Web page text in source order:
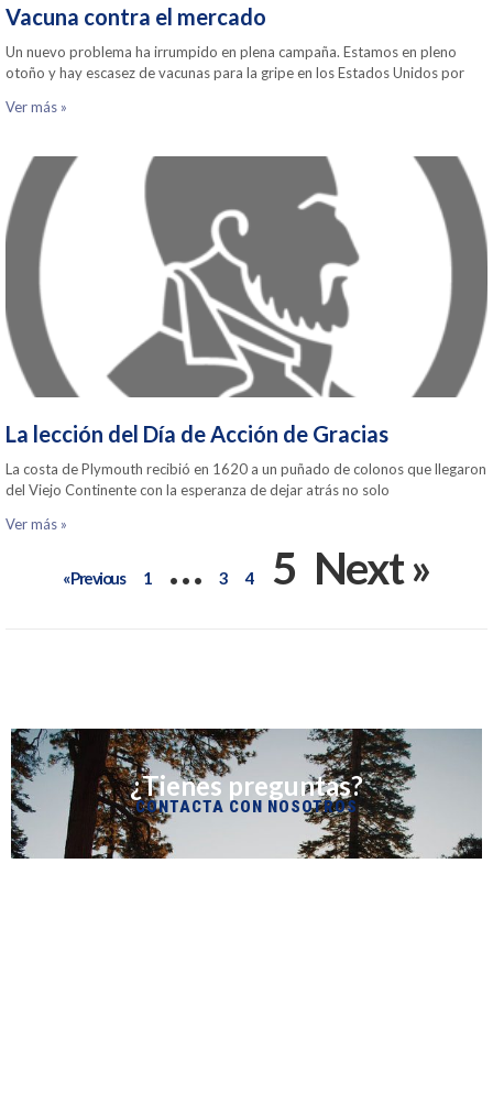
Vacuna contra el mercado
Un nuevo problema ha irrumpido en plena campaña. Estamos en pleno
otoño y hay escasez de vacunas para la gripe en los Estados Unidos por
Ver más »
La lección del Día de Acción de Gracias
La costa de Plymouth recibió en 1620 a un puñado de colonos que llegaron
del Viejo Continente con la esperanza de dejar atrás no solo
Ver más »
« Previous 1 … 3 4 5 Next »
¿Tienes preguntas?
CONTACTA CON NOSOTROS